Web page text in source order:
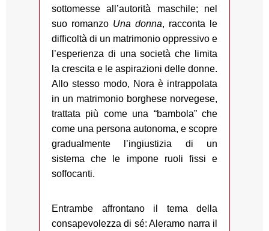
sottomesse all’autorità maschile; nel
suo romanzo Una donna, racconta le
difficoltà di un matrimonio oppressivo e
l’esperienza di una società che limita
la crescita e le aspirazioni delle donne.
Allo stesso modo, Nora è intrappolata
in un matrimonio borghese norvegese,
trattata più come una “bambola” che
come una persona autonoma, e scopre
gradualmente l’ingiustizia di un
sistema che le impone ruoli fissi e
soffocanti.
Entrambe affrontano il tema della
consapevolezza di sé: Aleramo narra il